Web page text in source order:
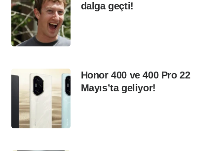
dalga geçti!
Honor 400 ve 400 Pro 22
Mayıs’ta geliyor!